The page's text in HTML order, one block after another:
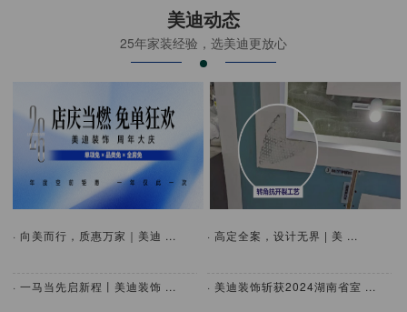
美迪动态
25年家装经验，选美迪更放心
· 向美而行，质惠万家｜美迪 ...
· 一马当先启新程丨美迪装饰 ...
· 高定全案，设计无界 | 美 ...
· 美迪装饰斩获2024湖南省室 ...